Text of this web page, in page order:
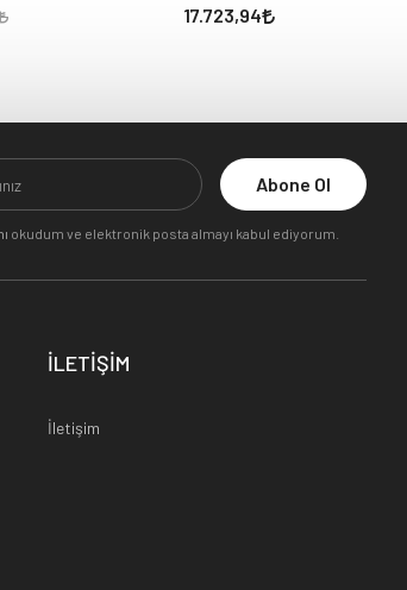
17.723,94
Abone Ol
okudum ve elektronik posta almayı kabul ediyorum.
İLETİŞİM
İletişim